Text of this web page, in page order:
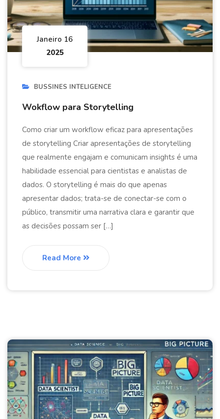
Janeiro 16
2025
BUSSINES INTELIGENCE
Wokflow para Storytelling
Como criar um workflow eficaz para apresentações
de storytelling Criar apresentações de storytelling
que realmente engajam e comunicam insights é uma
habilidade essencial para cientistas e analistas de
dados. O storytelling é mais do que apenas
apresentar dados; trata-se de conectar-se com o
público, transmitir uma narrativa clara e garantir que
as decisões possam ser […]
Read More